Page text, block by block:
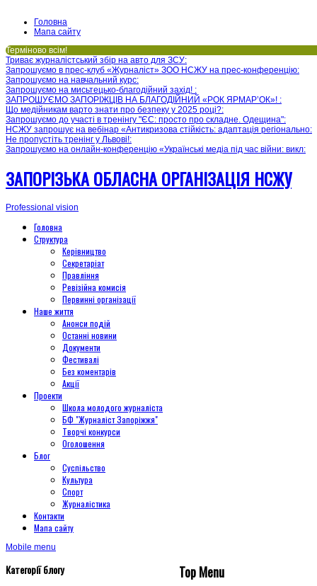
Головна
Мапа сайту
Терміново всім!
Триває журналістський збір на авто для ЗСУ:
Запрошуємо в прес-клуб «Журналіст» ЗОО НСЖУ на прес-конференцію:
Запрошуємо на навчальний курс:
Запрошуємо на мисьтецько-благодійний захід! :
ЗАПРОШУЄМО ЗАПОРІЖЦІВ НА БЛАГОДІЙНИЙ «РОК ЯРМАР’ОК»! :
Що медійникам варто знати про безпеку у 2025 році?:
Запрошуємо до участі в тренінгу "ЄС: просто про складне. Одещина":
НСЖУ запрошує на вебінар «Антикризова стійкість: адаптація регіонально:
Не пропустіть тренінг у Львові!:
Запрошуємо на онлайн-конференцію «Українські медіа під час війни: викл:
ЗАПОРІЗЬКА ОБЛАСНА ОРГАНІЗАЦІЯ НСЖУ
Professional vision
Головна
Структура
Керівництво
Секретаріат
Правління
Ревізійна комисія
Первинні організації
Наше життя
Анонси подій
Останні новини
Документи
Фестивалі
Без коментарів
Акції
Проекти
Школа молодого журналіста
БФ "Журналіст Запоріжжя"
Творчі конкурси
Оголошення
Блог
Суспільство
Культура
Спорт
Журналістика
Контакти
Мапа сайту
Mobile menu
Категорії блогу Top Menu